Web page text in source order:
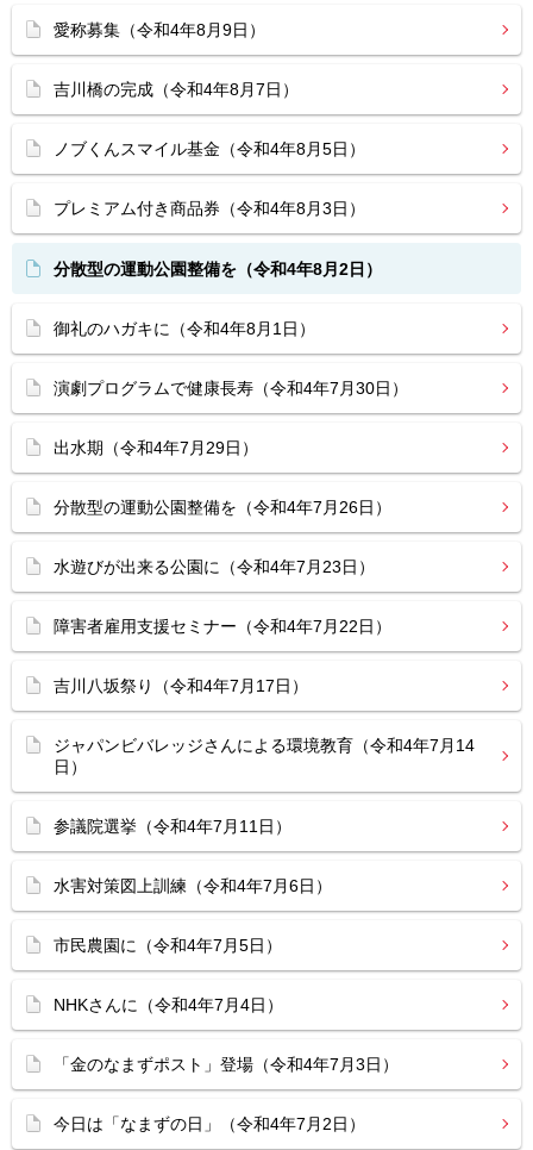
愛称募集（令和4年8月9日）
吉川橋の完成（令和4年8月7日）
ノブくんスマイル基金（令和4年8月5日）
プレミアム付き商品券（令和4年8月3日）
分散型の運動公園整備を（令和4年8月2日）
御礼のハガキに（令和4年8月1日）
演劇プログラムで健康長寿（令和4年7月30日）
出水期（令和4年7月29日）
分散型の運動公園整備を（令和4年7月26日）
水遊びが出来る公園に（令和4年7月23日）
障害者雇用支援セミナー（令和4年7月22日）
吉川八坂祭り（令和4年7月17日）
ジャパンビバレッジさんによる環境教育（令和4年7月14
日）
参議院選挙（令和4年7月11日）
水害対策図上訓練（令和4年7月6日）
市民農園に（令和4年7月5日）
NHKさんに（令和4年7月4日）
「金のなまずポスト」登場（令和4年7月3日）
今日は「なまずの日」（令和4年7月2日）